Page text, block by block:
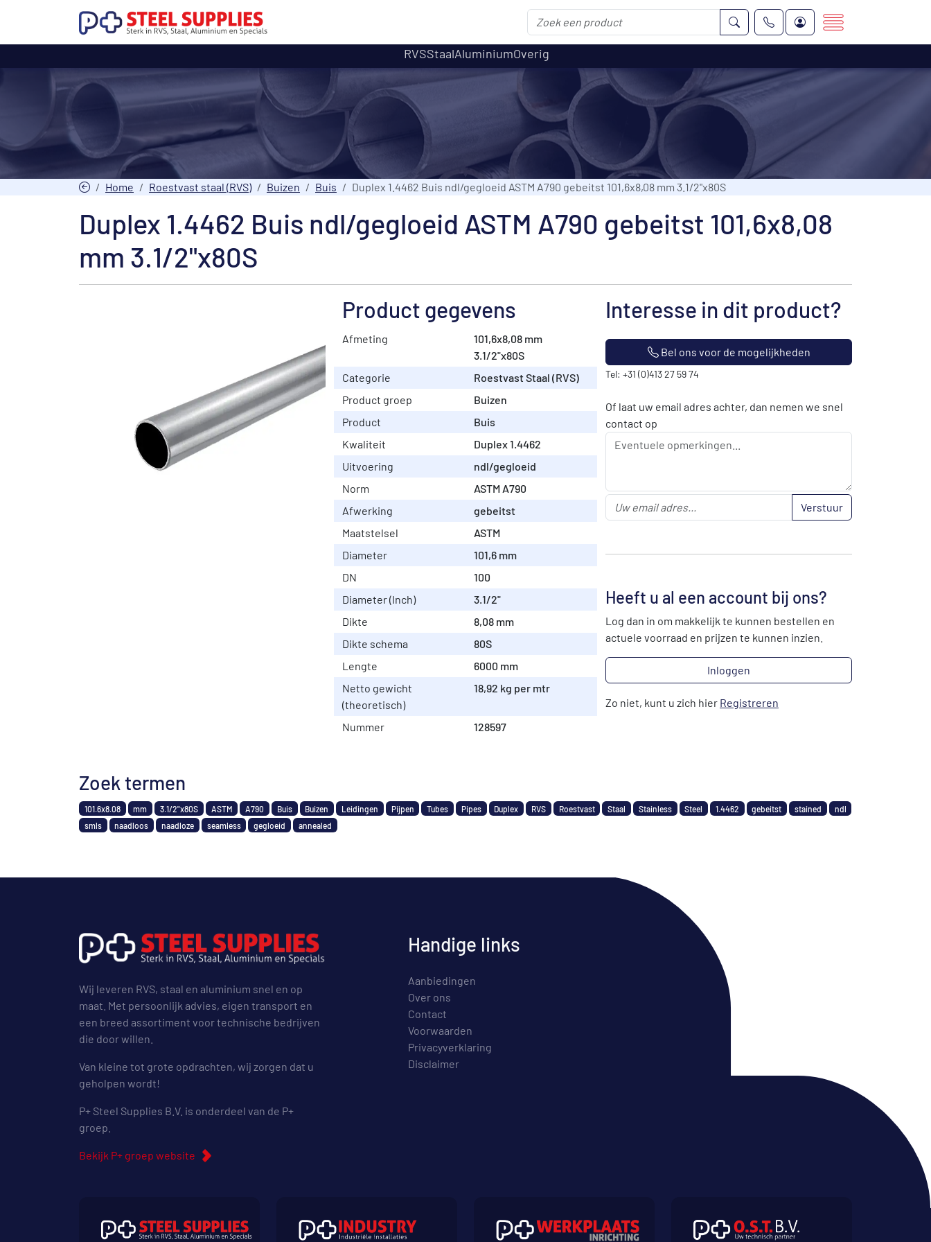
RVSStaalAluminiumOverig
Home Roestvast staal (RVS) Buizen Buis Duplex 1.4462 Buis ndl/gegloeid ASTM A790 gebeitst 101,6x8,08 mm 3.1/2"x80S
Duplex 1.4462 Buis ndl/gegloeid ASTM A790 gebeitst 101,6x8,08
mm 3.1/2"x80S
Product gegevens
Afmeting
101,6x8,08 mm
3.1/2"x80S
Categorie
Roestvast Staal (RVS)
Product groep
Buizen
Product
Buis
Kwaliteit
Duplex 1.4462
Uitvoering
ndl/gegloeid
Norm
ASTM A790
Afwerking
gebeitst
Maatstelsel
ASTM
Diameter
101,6 mm
DN
100
Diameter (Inch)
3.1/2"
Dikte
8,08 mm
Dikte schema
80S
Lengte
6000 mm
Netto gewicht
(theoretisch)
18,92 kg per mtr
Nummer 128597
Interesse in dit product?
Bel ons voor de mogelijkheden
Tel: +31 (0)413 27 59 74
Of laat uw email adres achter, dan nemen we snel
contact op
Verstuur
Heeft u al een account bij ons?
Log dan in om makkelijk te kunnen bestellen en
actuele voorraad en prijzen te kunnen inzien.
Inloggen
Zo niet, kunt u zich hier Registreren
Zoek termen
101.6x8.08 mm 3.1/2"x80S ASTM A790 Buis Buizen Leidingen Pijpen Tubes Pipes Duplex RVS Roestvast Staal Stainless Steel 1.4462 gebeitst stained
ndl
smls
naadloos naadloze seamless gegloeid annealed
Wij leveren RVS, staal en aluminium snel en op
maat. Met persoonlijk advies, eigen transport en
een breed assortiment voor technische bedrijven
die door willen.
Van kleine tot grote opdrachten, wij zorgen dat u
geholpen wordt!
P+ Steel Supplies B.V. is onderdeel van de P+
groep.
Bekijk P+ groep website
Handige links
Aanbiedingen
Over ons
Contact
Voorwaarden
Privacyverklaring
Disclaimer